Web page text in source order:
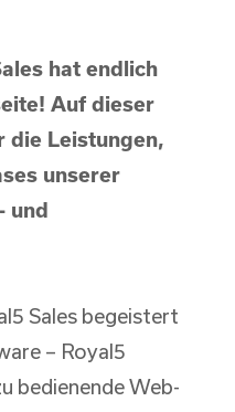
hat endlich
Auf dieser
die Leistungen,
unserer
und
Sales begeistert
– Royal5
bedienende Web-